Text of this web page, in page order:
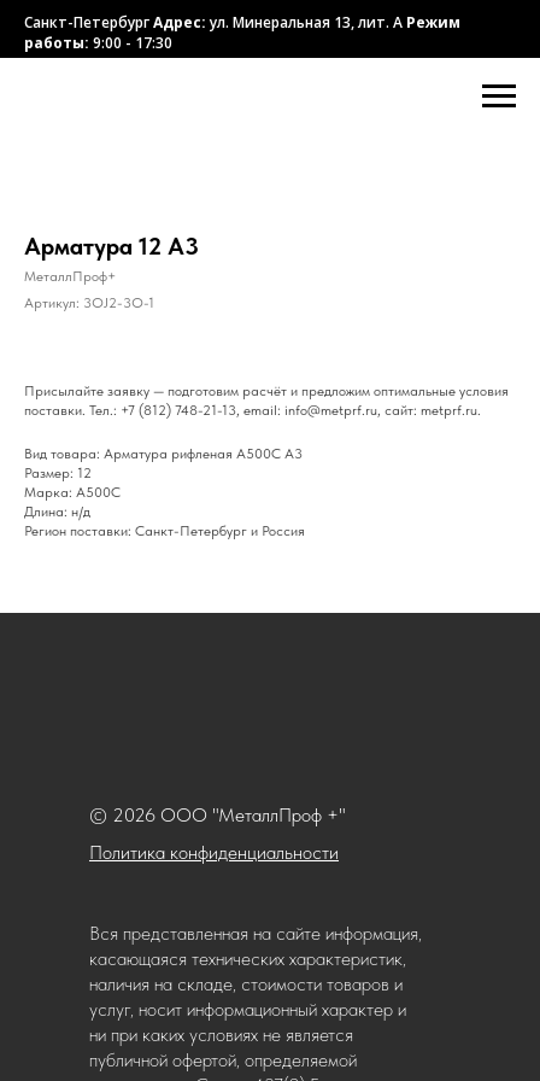
Санкт-ПетербургАдрес:ул. Минеральная 13, лит. А Режим
работы: 9:00 - 17:30
Арматура 12 А3
МеталлПроф+
Артикул: 3OJ2-3O-1
Присылайте заявку — подготовим расчёт и предложим оптимальные условия
поставки. Тел.: +7 (812) 748-21-13, email: info@metprf.ru, сайт: metprf.ru.
Вид товара: Арматура рифленая А500С А3
Размер: 12
Марка: А500С
Длина: н/д
Регион поставки: Санкт-Петербург и Россия
Политика конфиденциальности
© 2026 ООО "МеталлПроф +"
Вся представленная на сайте информация,
касающаяся технических характеристик,
наличия на складе, стоимости товаров и
услуг, носит информационный характер и
ни при каких условиях не является
публичной офертой, определяемой